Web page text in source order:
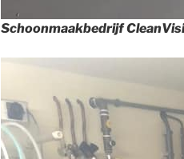
Schoonmaakbedrijf